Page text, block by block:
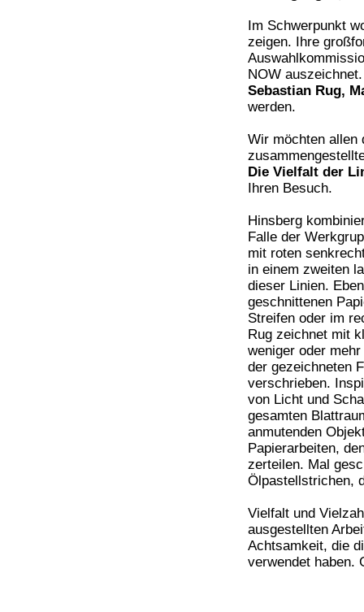
Im Schwerpunkt
zeigen. Ihre
NOW
Sebastian Rug,
werden.
Wir möchten allen
Die Vielfalt der
Ihren Besuch.
Hinsberg
Falle der
mit roten
in einem zweiten
dieser Linien.
geschnittenen
Streifen oder im
Rug zeichnet mit
weniger oder
der gezeichneten
verschrieben.
von Licht und
gesamten
anmutenden
Papierarbeiten,
zerteilen. Mal
Ölpastellstrichen,
Vielfalt und
ausgestellten
Achtsamkeit, die
verwendet haben.